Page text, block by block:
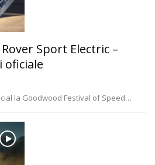
Sport Electric –
la Goodwood Festival of Speed…